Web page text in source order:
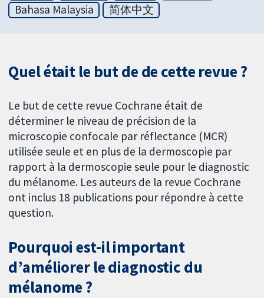
Bahasa Malaysia
简体中文
Quel était le but de de cette revue ?
Le but de cette revue Cochrane était de
déterminer le niveau de précision de la
microscopie confocale par réflectance (MCR)
utilisée seule et en plus de la dermoscopie par
rapport à la dermoscopie seule pour le diagnostic
du mélanome. Les auteurs de la revue Cochrane
ont inclus 18 publications pour répondre à cette
question.
Pourquoi est-il important
d’améliorer le diagnostic du
mélanome ?